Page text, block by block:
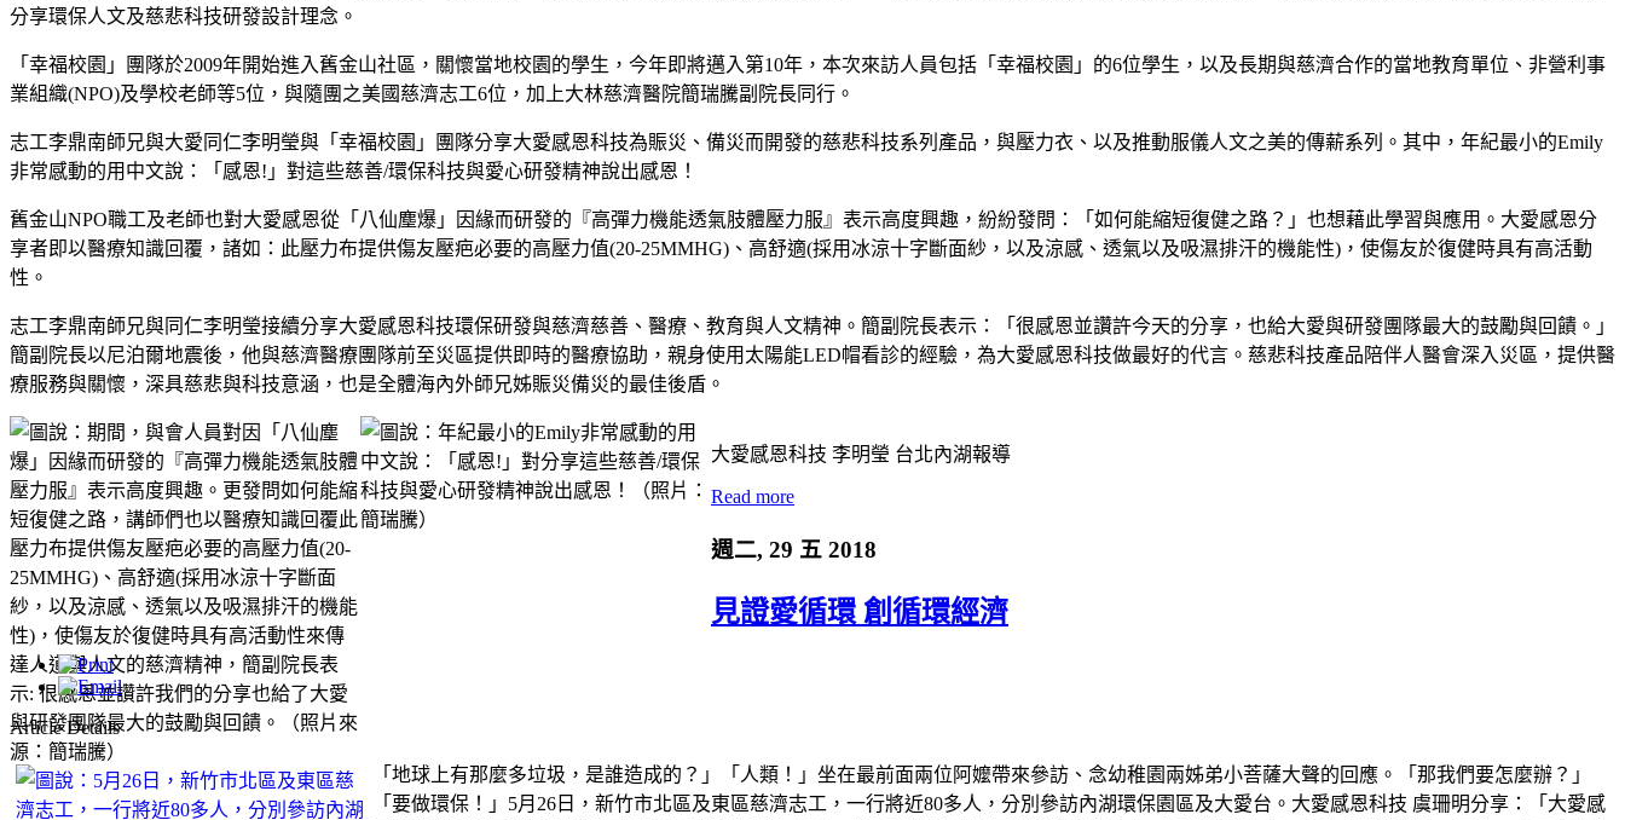
分享環保人文及慈悲科技研發設計理念。
「幸福校園」團隊於2009年開始進入舊金山社區，關懷當地校園的學生，今年即將邁入第10年，本次來訪人員包括「幸福校園」的6位學生，以及長期與慈濟合作的當地教育單位、非營利事
業組織(NPO)及學校老師等5位，與隨團之美國慈濟志工6位，加上大林慈濟醫院簡瑞騰副院長同行。
志工李鼎南師兄與大愛同仁李明瑩與「幸福校園」團隊分享大愛感恩科技為賑災、備災而開發的慈悲科技系列產品，與壓力衣、以及推動服儀人文之美的傳薪系列。其中，年紀最小的Emily
非常感動的用中文說：「感恩!」對這些慈善/環保科技與愛心研發精神說出感恩！
舊金山NPO職工及老師也對大愛感恩從「八仙塵爆」因緣而研發的『高彈力機能透氣肢體壓力服』表示高度興趣，紛紛發問：「如何能縮短復健之路？」也想藉此學習與應用。大愛感恩分
享者即以醫療知識回覆，諸如：此壓力布提供傷友壓疤必要的高壓力值(20-25MMHG)、高舒適(採用冰涼十字斷面紗，以及涼感、透氣以及吸濕排汗的機能性)，使傷友於復健時具有高活動
性。
志工李鼎南師兄與同仁李明瑩接續分享大愛感恩科技環保研發與慈濟慈善、醫療、教育與人文精神。簡副院長表示：「很感恩並讚許今天的分享，也給大愛與研發團隊最大的鼓勵與回饋。」
簡副院長以尼泊爾地震後，他與慈濟醫療團隊前至災區提供即時的醫療協助，親身使用太陽能LED帽看診的經驗，為大愛感恩科技做最好的代言。慈悲科技產品陪伴人醫會深入災區，提供醫
療服務與關懷，深具慈悲與科技意涵，也是全體海內外師兄姊賑災備災的最佳後盾。
大愛感恩科技 李明瑩 台北內湖報導
Read more
週二, 29 五 2018
見證愛循環 創循環經濟
Article Details
「地球上有那麼多垃圾，是誰造成的？」「人類！」坐在最前面兩位阿嬤帶來參訪、念幼稚園兩姊弟小菩薩大聲的回應。「那我們要怎麼辦？」
「要做環保！」5月26日，新竹市北區及東區慈濟志工，一行將近80多人，分別參訪內湖環保園區及大愛台。大愛感恩科技 虞珊明分享：「大愛感